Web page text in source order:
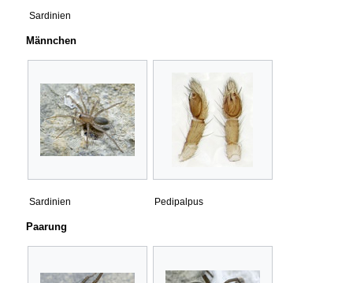
Sardinien
Männchen
Sardinien Pedipalpus
Paarung